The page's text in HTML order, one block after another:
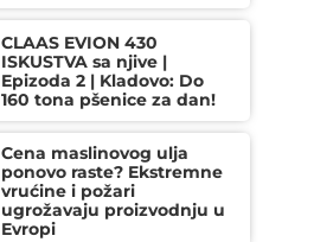
CLAAS EVION 430
ISKUSTVA sa njive |
Epizoda 2 | Kladovo: Do
160 tona pšenice za dan!
Cena maslinovog ulja
ponovo raste? Ekstremne
vrućine i požari
ugrožavaju proizvodnju u
Evropi